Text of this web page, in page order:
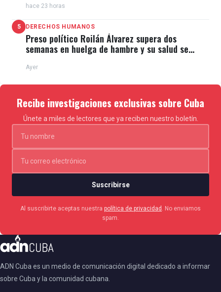
hace 23 horas
5 DERECHOS HUMANOS
Preso político Roilán Álvarez supera dos
semanas en huelga de hambre y su salud se
Ayer
Recibe investigaciones exclusivas sobre Cuba
Únete a miles de lectores que ya reciben nuestro boletín.
Suscribirse
Al suscribirte aceptas nuestra política de privacidad . No enviamos
spam.
ADN Cuba es un medio de comunicación digital dedicado a informar
sobre Cuba y la comunidad cubana.